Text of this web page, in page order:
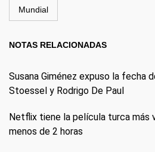
Mundial
NOTAS RELACIONADAS
Susana Giménez expuso la fecha
Stoessel y Rodrigo De Paul
Netflix tiene la película turca más
menos de 2 horas